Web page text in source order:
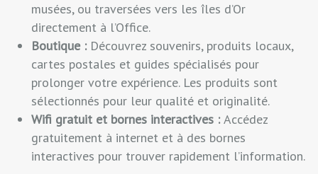
musées, ou traversées vers les îles d’Or
directement à l’Office.
Boutique : Découvrez souvenirs, produits locaux,
cartes postales et guides spécialisés pour
prolonger votre expérience. Les produits sont
sélectionnés pour leur qualité et originalité.
Wifi gratuit et bornes interactives :Accédez
gratuitement à internet et à des bornes
interactives pour trouver rapidement l’information.